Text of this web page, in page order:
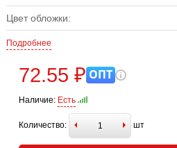
Цвет обложки:
Подробнее
72.55 ₽ ОПТ
Наличие: Есть
Количество: шт